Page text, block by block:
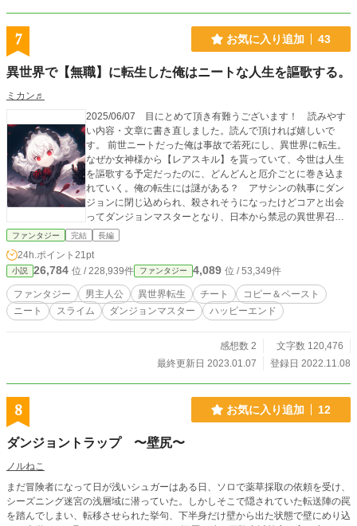
7 お気に入り追加 43
異世界で【無職】に転生した俺はニートな人生を謳歌する。
ミカン♬
2025/06/07 目にとめて頂き有難うございます！ 読みやす
い内容・文章に書き直しました。読んで頂ければ嬉しいで
す。 前世ニートだった俺は事故で若死にし、異世界に転生。
なぜか女神様から【レアスキル】を貰っていて、今世は人生
を謳歌する予定だったのに、どんどんと厄介ごとに巻き込ま
れていく。俺の転生には謎がある？ アサシンの執事にダン
ジョンに閉じ込められ、殺されそうになったけどコアと出会
ってダンジョンマスターとなり、日本から禁忌の異世界召喚
を受けた高校生たちを救う為に、属性ニートで怠惰な俺は仕
す。ちょうど（無職）が流行ってた時期で乗っかって書いた
感じです。 何度も消そうと思ったのですがたまに読んでくだ
さる有り難い方々がいらっしゃるので残しています。 ご不満
な点が数多くあると思いますがどうか最後までお付き合いい
ただけると嬉しいです。
ファンタジー 完結 長編
24h.ポイント 21pt
小説 26,784 位 / 228,939件 ファンタジー 4,089 位 / 53,349件
ファンタジー 男主人公 異世界転生 チート
コピー＆ペースト
ニート
スライム ダンジョンマスター ハッピーエンド
感想数 2
文字数 120,476
最終更新日 2023.01.07
登録日 2022.11.08
8 お気に入り追加 12
ダンジョントラップ 〜壁尻〜
ノルねこ
まだ冒険者になって日が浅いシュガーはある日、ソロで薬草採取の依頼を受け、
シーズニング迷宮の浅層域に潜っていた。しかしそこで隠されていた転送陣の罠
を踏んでしまい、転移させられた挙句、下半身だけ壁から出た状態で壁にめり込